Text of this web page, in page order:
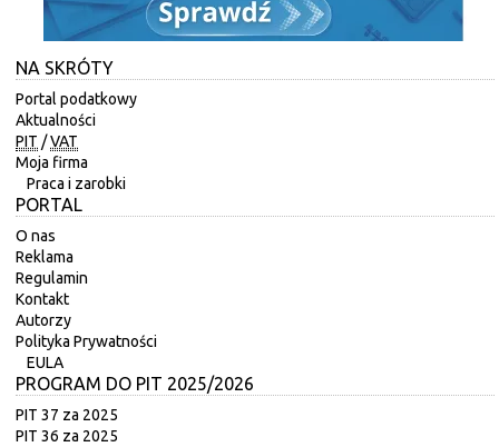
NA SKRÓTY
Portal podatkowy
Aktualności
PIT /VAT
Moja firma
Praca i zarobki
PORTAL
O nas
Reklama
Regulamin
Kontakt
Autorzy
Polityka Prywatności
EULA
PROGRAM DO PIT 2025/2026
PIT 37 za 2025
PIT 36 za 2025